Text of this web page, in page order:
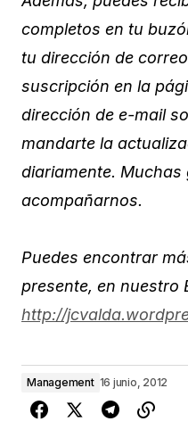
completos en tu
tu dirección de
suscripción en la
dirección de e-mail
mandarte la
diariamente. Muchas
acompañarnos.
Puedes encontrar
presente, en nuestro
http://
Management 16 junio, 2012